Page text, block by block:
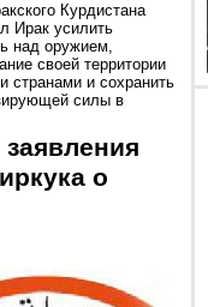
Курдистана
Ирак усилить
над оружием,
своей территории
странами и сохранить
силы в
о